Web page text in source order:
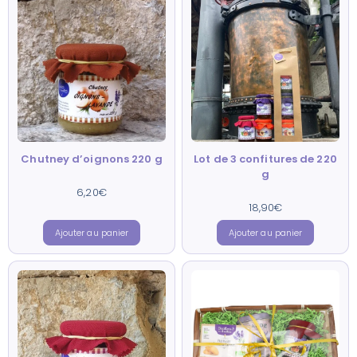
Chutney d’oignons 220 g
Note
5.00
6,20€
Ajouter au panier
Lot de 3 confitures de 220
g
Note
4.90
18,90€
Ajouter au panier